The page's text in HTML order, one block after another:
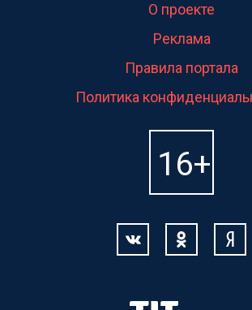
О проекте
Реклама
Правила портала
Политика